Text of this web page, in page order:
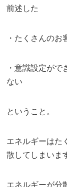
前述した
・たくさんの
・意識設定が
ない
ということ。
エネルギーはた
散してしまいま
エネルギーが分